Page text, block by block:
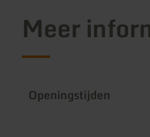
Meer
Openingstijden